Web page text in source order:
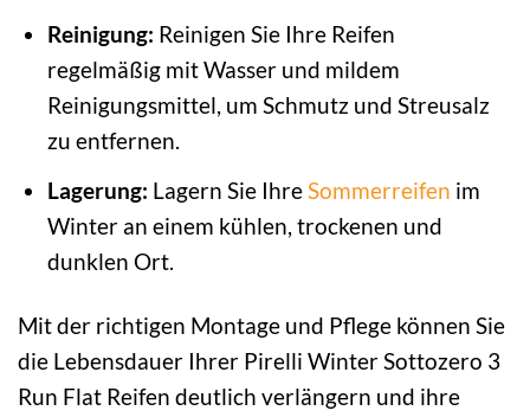
Reinigung: Reinigen Sie Ihre Reifen
regelmäßig mit Wasser und mildem
Reinigungsmittel, um Schmutz und Streusalz
zu entfernen.
Lagerung: Lagern Sie Ihre Sommerreifen im
Winter an einem kühlen, trockenen und
dunklen Ort.
Mit der richtigen Montage und Pflege können Sie
die Lebensdauer Ihrer Pirelli Winter Sottozero 3
Run Flat Reifen deutlich verlängern und ihre